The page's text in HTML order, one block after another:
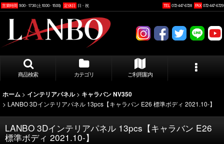
営業時間 9:00 - 17:30 (土10:00 - 15:00) 定休日 日・祝 TEL 072-447-6728 FAX 072-447-6729
商品検索 カテゴリ ご利用案内
ホーム > インテリアパネル > キャラバン NV350
> LANBO 3Dインテリアパネル 13pcs【キャラバン E26 標準ボディ 2021.10-】
LANBO 3Dインテリアパネル 13pcs【キャラバン E26
標準ボディ 2021.10-】